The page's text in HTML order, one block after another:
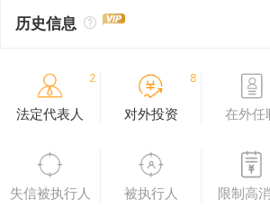
历史信息
2
法定代表人
8
对外投资 在外任
失信被执行人 被执行人 限制高